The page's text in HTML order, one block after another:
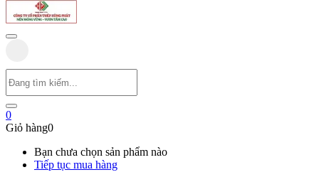
0
Giỏ hàng0
Bạn chưa chọn sản phẩm nào
Tiếp tục mua hàng